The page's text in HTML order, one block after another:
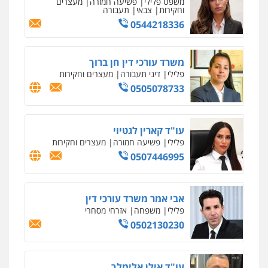
פלילי צבאי צווארון לבן והונאה ביטוח לאומי
0549911449
עו"ד יניב זוסמן
פלילי כלכלי פשיעה חמורה מעצרים
וחקירות
0525199949
עו"ד אסף גונן
פלילי פשע חמור תעבורה צבא מעצרים
וחקירות
0542255161
גל דהן – משרד עורך דין פלילי
פלילי פשיעה חמורה סמים
וחקירות
0544723840
עו"ד ראוף נג'אר